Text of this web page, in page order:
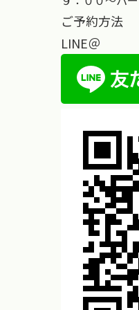
ご予約方法
LINE＠